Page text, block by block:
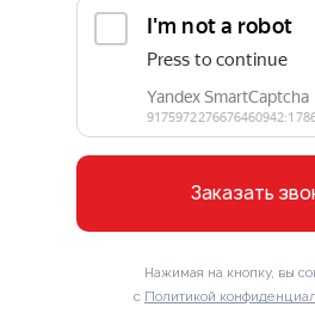
Заказать
Нажимая на кнопку, вы
с Политикой